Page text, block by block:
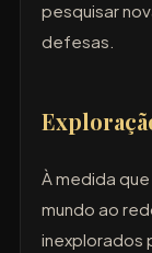
pesquisar
defesas.
À medida
mundo ao
inexplorados